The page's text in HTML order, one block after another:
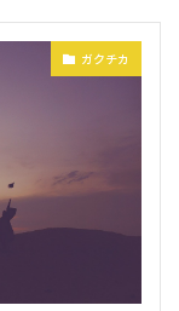
ガクチカ